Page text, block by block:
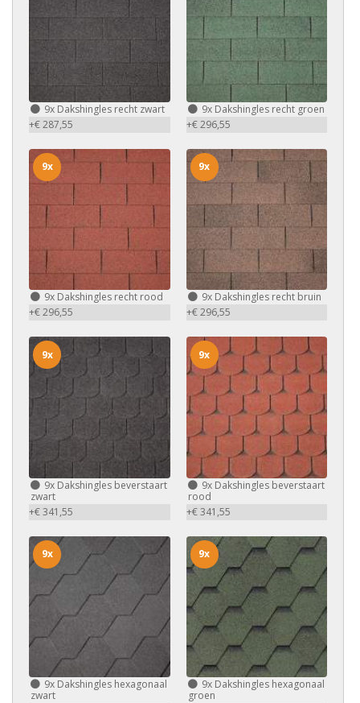
9x Dakshingles recht zwart
+€ 287,55
9xDakshingles recht groen
+€ 296,55
9x Dakshingles recht rood
+€ 296,55
9x
9xDakshingles recht bruin
+€ 296,55
9x
9x Dakshingles beverstaart
zwart
+€ 341,55
9x
9xDakshingles beverstaart
rood
+€ 341,55
9x
9x Dakshingles hexagonaal
zwart
9x
9xDakshingles hexagonaal
groen
9x